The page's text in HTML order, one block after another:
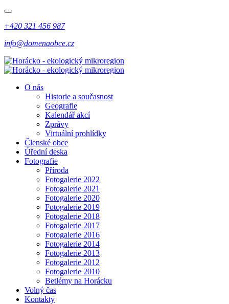
+420 321 456 987
info@domenaobce.cz
O nás
Historie a současnost
Geografie
Kalendář akcí
Zprávy
Virtuální prohlídky
Členské obce
Úřední deska
Fotografie
Příroda
Fotogalerie 2022
Fotogalerie 2021
Fotogalerie 2020
Fotogalerie 2019
Fotogalerie 2018
Fotogalerie 2017
Fotogalerie 2016
Fotogalerie 2014
Fotogalerie 2013
Fotogalerie 2012
Fotogalerie 2010
Betlémy na Horácku
Volný čas
Kontakty